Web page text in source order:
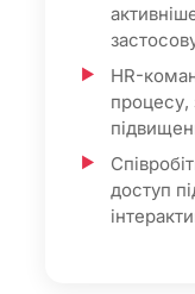
HR-
процесу,
доступ